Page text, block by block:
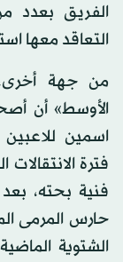
الفريق بعدد
التعاقد معها
من جهة
الأوسط» أن
اسمين
فترة
فنية بحته،
حارس المرمى
الشتوية